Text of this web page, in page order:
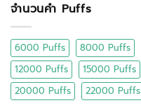
จำนวนคำ Puffs
6000 Puffs 8000 Puffs
12000 Puffs
15000 Puffs
20000 Puffs
22000 Puffs